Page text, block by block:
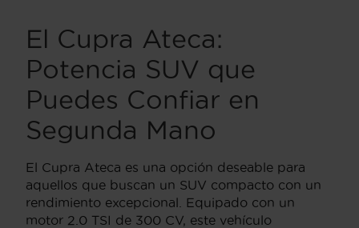
El Cupra Ateca:
Potencia SUV que
Puedes Confiar en
Segunda Mano
El Cupra Ateca es una opción deseable para
aquellos que buscan un SUV compacto con un
rendimiento excepcional. Equipado con un
motor 2.0 TSI de 300 CV, este vehículo